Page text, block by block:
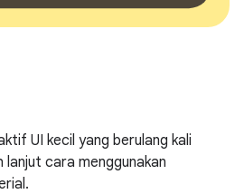
UI kecil yang berulang kali
lanjut cara menggunakan